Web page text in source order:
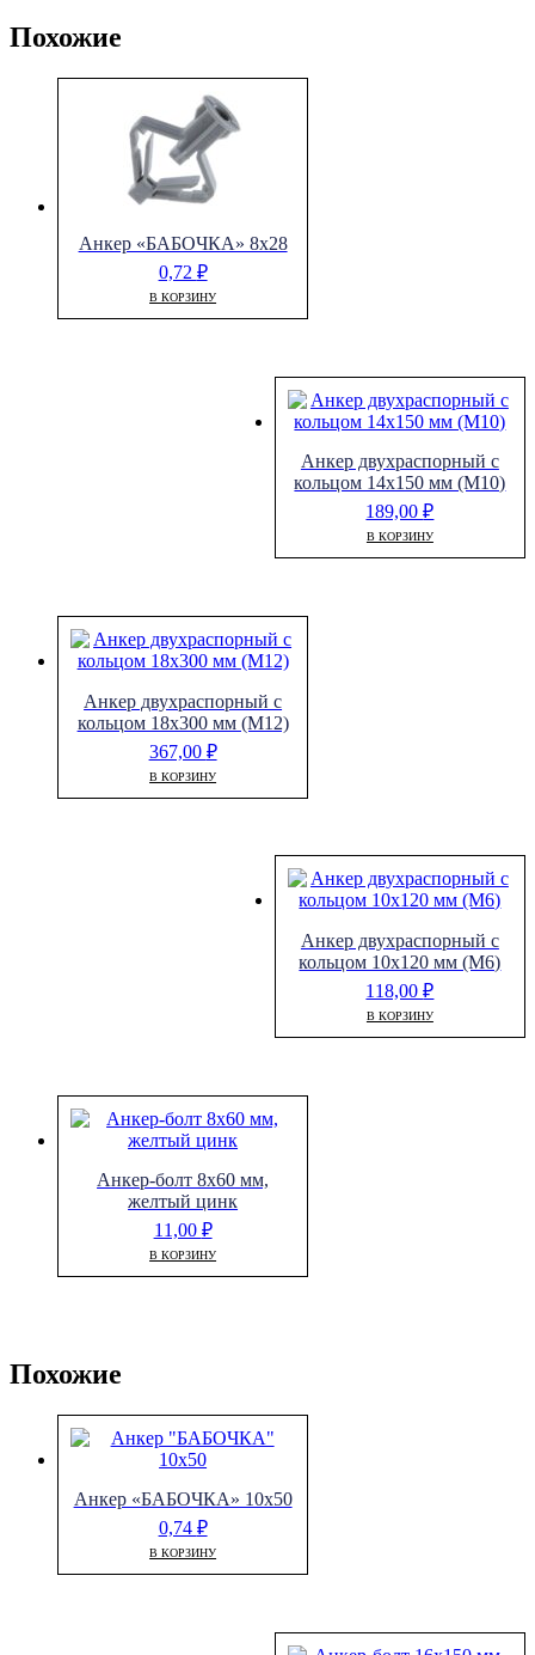
Похожие
Анкер «БАБОЧКА» 8х28
0,72 ₽
В КОРЗИНУ
Анкер двухраспорный с
кольцом 14х150 мм (М10)
189,00₽
В КОРЗИНУ
Анкер двухраспорный с
кольцом 18х300 мм (М12)
367,00 ₽
В КОРЗИНУ
Анкер двухраспорный с
кольцом 10х120 мм (М6)
118,00₽
В КОРЗИНУ
Анкер-болт 8х60 мм,
желтый цинк
11,00 ₽
В КОРЗИНУ
Похожие
Анкер «БАБОЧКА» 10х50
0,74 ₽
В КОРЗИНУ